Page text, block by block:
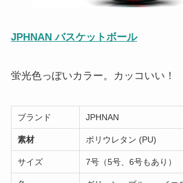
JPHNAN バスケットボール
蛍光色っぽいカラー。カッコいい！
ブランド JPHNAN
素材 ‎ポリウレタン (PU)
サイズ 7号（5号、6号もあり）